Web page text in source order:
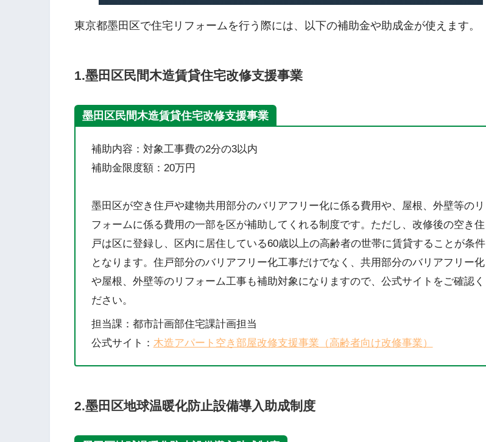
東京都墨田区で住宅リフォームを行う際には、以下の補助金や助成金が使えます。
1.墨田区民間木造賃貸住宅改修支援事業
墨田区民間木造賃貸住宅改修支援事業
補助内容：対象工事費の2分の3以内
補助金限度額：20万円
墨田区が空き住戸や建物共用部分のバリアフリー化に係る費用や、屋根、外壁等のリ
フォームに係る費用の一部を区が補助してくれる制度です。ただし、改修後の空き住
戸は区に登録し、区内に居住している60歳以上の高齢者の世帯に賃貸することが条件
となります。住戸部分のバリアフリー化工事だけでなく、共用部分のバリアフリー化
や屋根、外壁等のリフォーム工事も補助対象になりますので、公式サイトをご確認く
ださい。
担当課：都市計画部住宅課計画担当
公式サイト： 木造アパート空き部屋改修支援事業（高齢者向け改修事業）
2.墨田区地球温暖化防止設備導入助成制度